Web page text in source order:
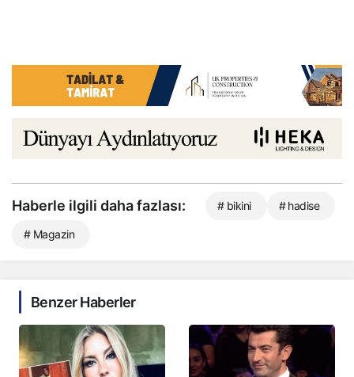
Haberle ilgili daha fazlası: # bikini # hadise
# Magazin
Benzer Haberler